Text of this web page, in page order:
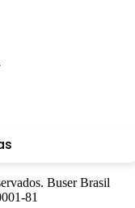
Buser Brasil
81